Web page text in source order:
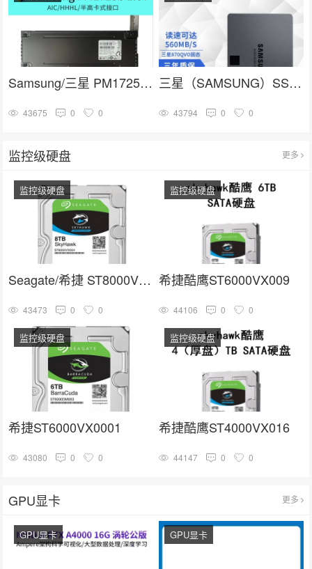
Samsung/三星 PM1725b 1.6T HHHL PCIE卡式 企业级固态硬盘
43675 0 0
三星（SAMSUNG）SSD固态硬盘 SATA3.0接口 870 QVO
43794 0 0
监控级硬盘 更多
Seagate/希捷 ST8000VX004
监控级硬盘
43473 0 0
希捷酷鹰ST6000VX009
监控级硬盘
44106 0 0
希捷ST6000VX0001
监控级硬盘
43080 0 0
希捷酷鹰ST4000VX016
监控级硬盘
44147 0 0
GPU显卡 更多
GPU显卡 GPU显卡